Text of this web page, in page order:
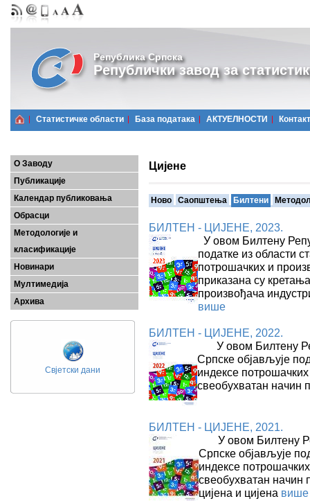
Република Српска
Републички завод за
Статистичке области Базa података АКТУЕЛНОСТИ Контакт
О Заводу
Публикације
Календар публиковања
Обрасци
Методологије и
класификације
Новинари
Мултимедија
Архива
Свјетски дани
Цијене
Ново Саопштења Билтени
БИЛТЕН - ЦИЈЕНЕ, 2023.
У овом Билтену
податке из области
потрошачких и
приказана су
произвођача
више
БИЛТЕН - ЦИЈЕНЕ, 2022.
У овом Билтену
Српске објављује
индексе
свеобухватан начин
БИЛТЕН - ЦИЈЕНЕ, 2021.
У овом Билтену
Српске објављује
индексе
свеобухватан начин
цијена и цијена више